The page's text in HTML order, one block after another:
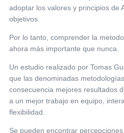
adoptar los valores y principios de
objetivos.
Por lo tanto, comprender la
ahora más importante que nunca.
Un estudio realizado por Tomas
que las denominadas
consecuencia mejores resultados
a un mejor trabajo en equipo,
flexibilidad.
Se pueden encontrar